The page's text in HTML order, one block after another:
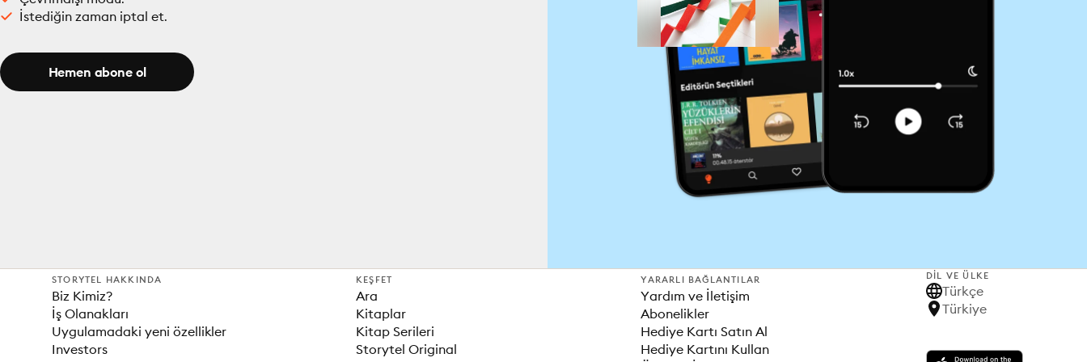
İstediğin zaman iptal et.
Hemen abone ol
STORYTEL HAKKINDA
Biz Kimiz?
İş Olanakları
Uygulamadaki yeni özellikler
Investors
KEŞFET
Ara
Kitaplar
Kitap Serileri
Storytel Original
YARARLI BAĞLANTILAR
Yardım ve İletişim
Abonelikler
Hediye Kartı Satın Al
Hediye Kartını Kullan
DIL VE ÜLKE
Türkçe
Türkiye